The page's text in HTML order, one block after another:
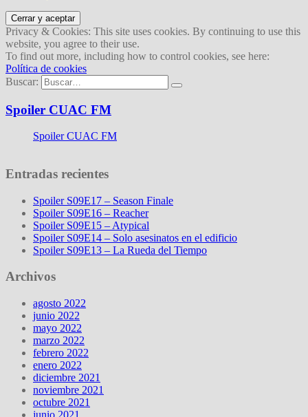
Privacy & Cookies: This site uses cookies. By continuing to use this
website, you agree to their use.
To find out more, including how to control cookies, see here:
Política de cookies
Buscar:
Spoiler CUAC FM
Spoiler CUAC FM
Entradas recientes
Spoiler S09E17 – Season Finale
Spoiler S09E16 – Reacher
Spoiler S09E15 – Atypical
Spoiler S09E14 – Solo asesinatos en el edificio
Spoiler S09E13 – La Rueda del Tiempo
Archivos
agosto 2022
junio 2022
mayo 2022
marzo 2022
febrero 2022
enero 2022
diciembre 2021
noviembre 2021
octubre 2021